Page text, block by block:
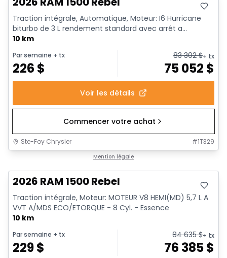
Traction intégrale, Automatique, Moteur: I6 Hurricane
biturbo de 3 L rendement standard avec arrêt a...
10 km
Par semaine + tx
226 $
83 302$+ tx
75 052 $
Voir les détails
Commencer votre achat
Ste-Foy Chrysler #1T329
Mention légale
2026 RAM 1500 Rebel
Traction intégrale, Moteur: MOTEUR V8 HEMI(MD) 5,7 L A
VVT A/MDS ECO/ETORQUE - 8 Cyl. - Essence
10 km
Par semaine + tx
229$
84 635$+ tx
76 385$